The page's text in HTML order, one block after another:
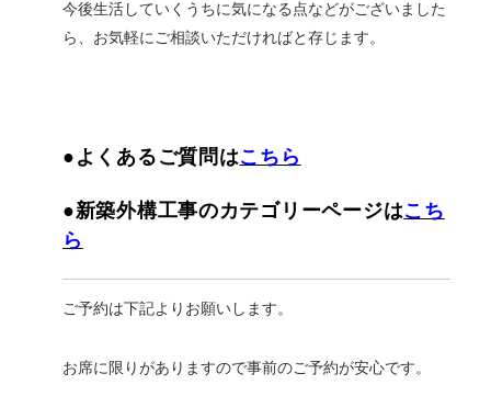
今後生活していくうちに気になる点などがございました
ら、お気軽にご相談いただければと存じます。
●よくあるご質問はこちら
●新築外構工事のカテゴリーページはこち
ら
ご予約は下記よりお願いします。
お席に限りがありますので事前のご予約が安心です。